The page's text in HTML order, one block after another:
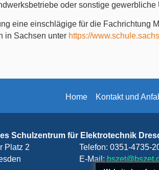
oder sonstige
eine einschlägige für die Fachrichtung
in Sachsen unter https://
Home Kontakt und
Schulzentrum für Elektrotechnik
Platz 2
Telefon: 0351-4735-
E-Mail: